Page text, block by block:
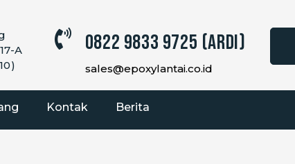
A
0822 9833 9725 (Ardi)
sales@epoxylantai.co.id
Kontak Berita